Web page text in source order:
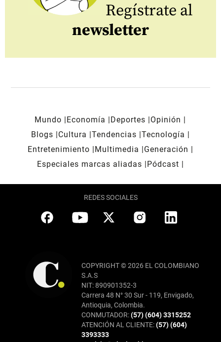
Regístrate al
newsletter
Mundo Economía Deportes
Opinión
Blogs
Cultura Tendencias Tecnología
Entretenimiento
Multimedia
Generación
Especiales marcas aliadas
Pódcast
REDES SOCIALES
COPYRIGHT © 2026 EL COLOMBIANO
S.A.S
NIT: 890901352-3
Carrera 48 N° 30 Sur - 119, Envigado,
Antioquia, Colombia.
CONMUTADOR:(57) (604) 3315252
ATENCIÓN AL CLIENTE:(57) (604)
3393333